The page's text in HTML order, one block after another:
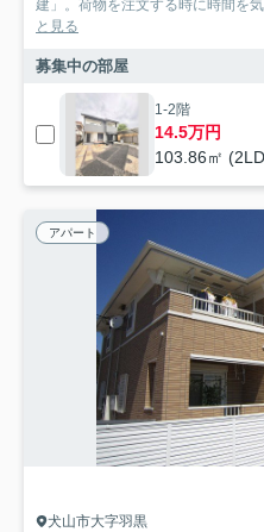
建」。荷物を注文する時に時間を
と見る
募集中の部屋
1-2階
14.5万円
103.86㎡
アパート
犬山市大字羽黒